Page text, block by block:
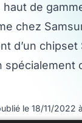
de
chez
d’un
spécialement
le 18/11/2022